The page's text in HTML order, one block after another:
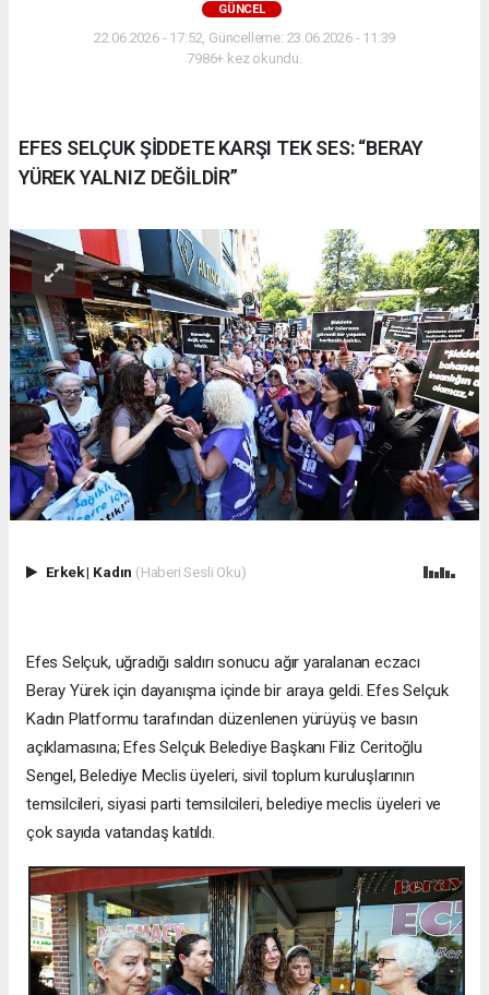
GÜNCEL
22.06.2026 - 17:52, Güncelleme: 23.06.2026 - 11:39
7986+ kez okundu.
EFES SELÇUK ŞİDDETE KARŞI TEK SES: “BERAY
YÜREK YALNIZ DEĞİLDİR”
Erkek| Kadın (Haberi Sesli Oku)
Efes Selçuk, uğradığı saldırı sonucu ağır yaralanan eczacı
Beray Yürek için dayanışma içinde bir araya geldi. Efes Selçuk
Kadın Platformu tarafından düzenlenen yürüyüş ve basın
açıklamasına; Efes Selçuk Belediye Başkanı Filiz Ceritoğlu
Sengel, Belediye Meclis üyeleri, sivil toplum kuruluşlarının
temsilcileri, siyasi parti temsilcileri, belediye meclis üyeleri ve
çok sayıda vatandaş katıldı.